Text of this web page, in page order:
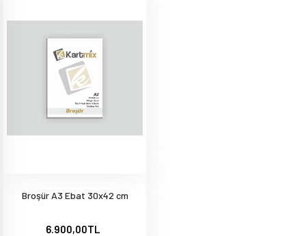
Broşür A3 Ebat 30x42 cm
6.900,00TL